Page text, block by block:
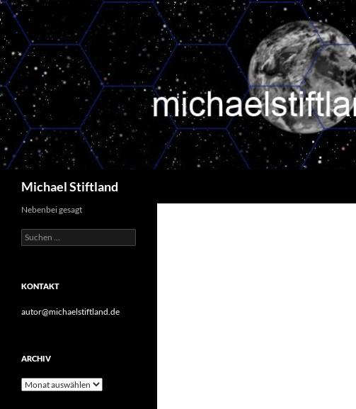
Zum
Inhalt
springen
Michael Stiftland
Nebenbei gesagt
Suchen
nach:
KONTAKT
autor@michaelstiftland.de
ARCHIV
Archiv